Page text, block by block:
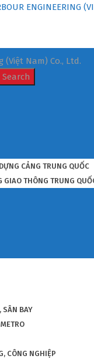
ENGINEERING
CẢNG TRUNG QUỐC
GIAO THÔNG TRUNG
SÂN BAY
CÔNG NGHIỆP